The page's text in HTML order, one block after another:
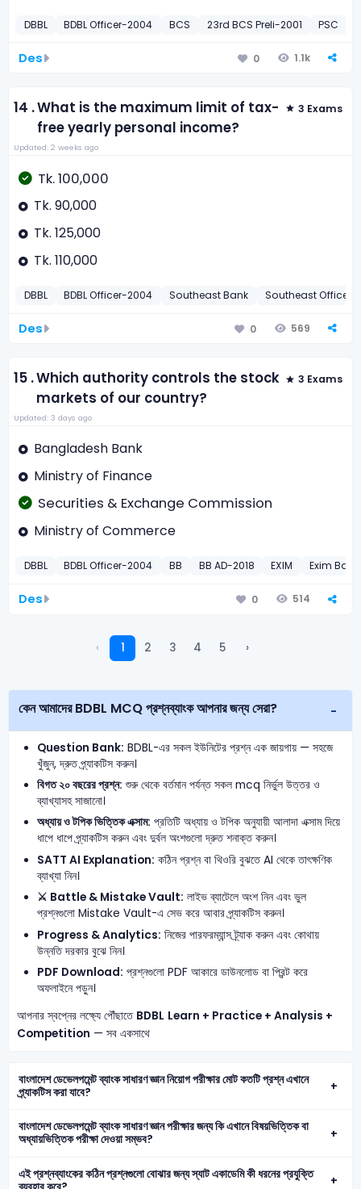
DBBL BDBL Officer-2004 BCS 23rd BCS Preli-2001 PSC
Des 0 1.1k
14 .What is the maximum limit of tax-
free yearly personal income?
3 Exams
Updated: 2 weeks ago
Tk. 100,000
Tk. 90,000
Tk. 125,000
Tk. 110,000
DBBL BDBL Officer-2004 Southeast Bank Southeast Officer-
Des 0 569
15 .Which authority controls the stock
markets of our country?
3 Exams
Updated: 3 days ago
Bangladesh Bank
Ministry of Finance
Securities & Exchange Commission
Ministry of Commerce
DBBL BDBL Officer-2004 BB BB AD-2018 EXIM Exim
Des 0 514
‹ 1 2 3 4 5 ›
কেন আমাদের BDBL MCQ প্রশ্নব্যাংক আপনার জন্য সেরা?
Question Bank: BDBL-এর সকল ইউনিটের প্রশ্ন এক জায়গায় — সহজে
খুঁজুন, দ্রুত প্র্যাকটিস করুন।
বিগত ২০ বছরের প্রশ্ন: শুরু থেকে বর্তমান পর্যন্ত সকল mcq নির্ভুল উত্তর ও
ব্যাখ্যাসহ সাজানো।
অধ্যায় ও টপিক ভিত্তিক এক্সাম: প্রতিটি অধ্যায় ও টপিক অনুযায়ী আলাদা এক্সাম দিয়ে
ধাপে ধাপে প্র্যাকটিস করুন এবং দুর্বল অংশগুলো দ্রুত শনাক্ত করুন।
SATT AI Explanation: কঠিন প্রশ্ন বা থিওরি বুঝতে AI থেকে তাৎক্ষণিক
ব্যাখ্যা নিন।
⚔️ Battle & Mistake Vault: লাইভ ব্যাটেলে অংশ নিন এবং ভুল
প্রশ্নগুলো Mistake Vault-এ সেভ করে আবার প্র্যাকটিস করুন।
Progress & Analytics: নিজের পারফরম্যান্স ট্র্যাক করুন এবং কোথায়
উন্নতি দরকার বুঝে নিন।
PDF Download: প্রশ্নগুলো PDF আকারে ডাউনলোড বা প্রিন্ট করে
অফলাইনে পড়ুন।
আপনার স্বপ্নের লক্ষ্যে পৌঁছাতে BDBL Learn + Practice + Analysis +
Competition — সব একসাথে
বাংলাদেশ ডেভেলপমেন্ট ব্যাংক সাধারণ জ্ঞান নিয়োগ পরীক্ষার মোট কতটি প্রশ্ন এখানে
প্র্যাকটিস করা যাবে?
বাংলাদেশ ডেভেলপমেন্ট ব্যাংক সাধারণ জ্ঞান পরীক্ষার জন্য কি এখানে বিষয়ভিত্তিক বা
অধ্যায়ভিত্তিক পরীক্ষা দেওয়া সম্ভব?
এই প্রশ্নব্যাংকের কঠিন প্রশ্নগুলো বোঝার জন্য স্যাট একাডেমি কী ধরনের প্রযুক্তি